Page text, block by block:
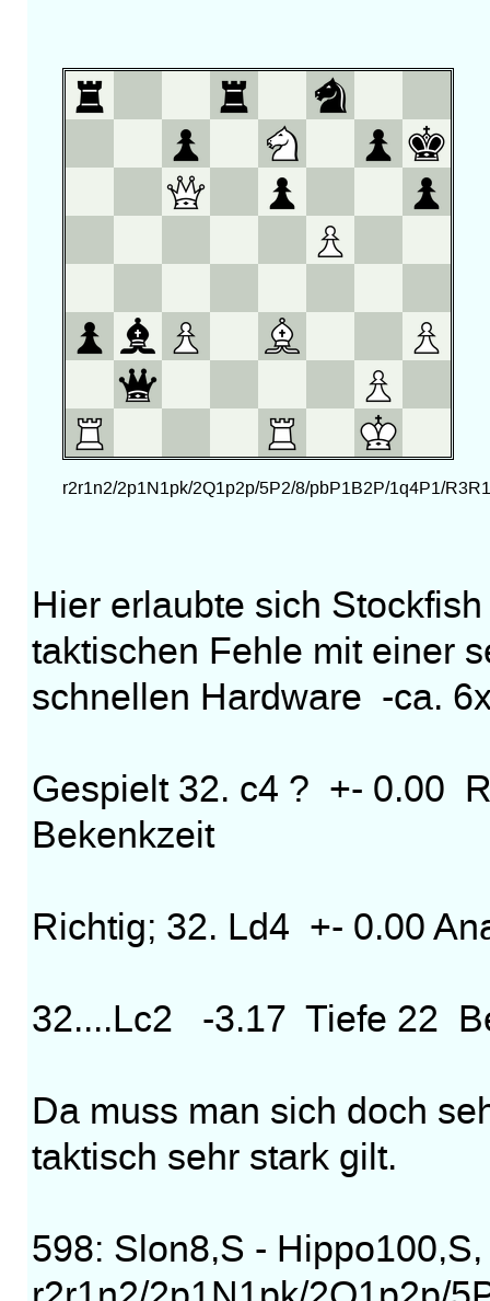
Hier erlaubte sich
taktischen Fehle mit einer
schnellen Hardware -ca.
Gespielt 32. c4 ? +- 0.00
Bekenkzeit
Richtig; 32. Ld4 +- 0.00
32....Lc2 -3.17 Tiefe 22
Da muss man sich doch
taktisch sehr stark gilt.
598: Slon8,S -